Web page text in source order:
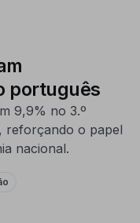
português
9,9% no 3.º
reforçando o papel
nacional.